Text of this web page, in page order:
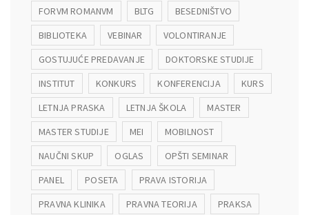
FORVM ROMANVM BLTG
BESEDNIŠTVO
BIBLIOTEKA
VEBINAR
VOLONTIRANJE
GOSTUJUĆE PREDAVANJE
DOKTORSKE STUDIJE
INSTITUT
KONKURS KONFERENCIJA
KURS
LETNJA PRASKA
LETNJA ŠKOLA
MASTER
MASTER STUDIJE
MEI
MOBILNOST
NAUČNI SKUP
OGLAS
OPŠTI SEMINAR
PANEL
POSETA
PRAVA ISTORIJA
PRAVNA KLINIKA
PRAVNA TEORIJA
PRAKSA
Poslovanja” – Događaji